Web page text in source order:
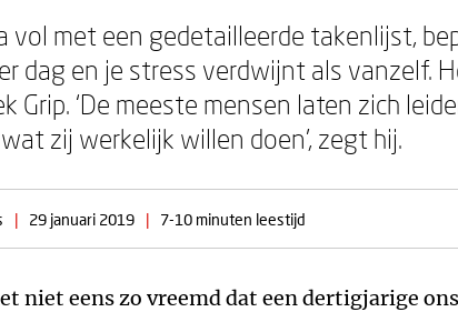
vol met een gedetailleerde takenlijst,
dag en je stress verdwijnt als vanzelf.
Grip. ‘De meeste mensen laten zich
zij werkelijk willen doen’, zegt hij.
| 29 januari 2019 | 7-10 minuten leestijd
niet eens zo vreemd dat een dertigjarige ons